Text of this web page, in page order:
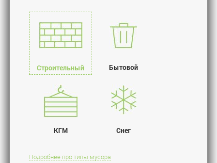
Строительный Бытовой
КГМ Снег
Подробнее про типы мусора